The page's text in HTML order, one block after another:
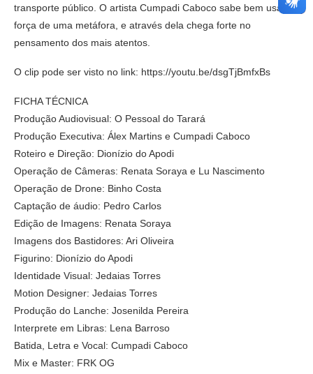
transporte público. O artista Cumpadi Caboco sabe bem usar a
força de uma metáfora, e através dela chega forte no
pensamento dos mais atentos.
O clip pode ser visto no link: https://youtu.be/dsgTjBmfxBs
FICHA TÉCNICA
Produção Audiovisual: O Pessoal do Tarará
Produção Executiva: Álex Martins e Cumpadi Caboco
Roteiro e Direção: Dionízio do Apodi
Operação de Câmeras: Renata Soraya e Lu Nascimento
Operação de Drone: Binho Costa
Captação de áudio: Pedro Carlos
Edição de Imagens: Renata Soraya
Imagens dos Bastidores: Ari Oliveira
Figurino: Dionízio do Apodi
Identidade Visual: Jedaias Torres
Motion Designer: Jedaias Torres
Produção do Lanche: Josenilda Pereira
Interprete em Libras: Lena Barroso
Batida, Letra e Vocal: Cumpadi Caboco
Mix e Master: FRK OG